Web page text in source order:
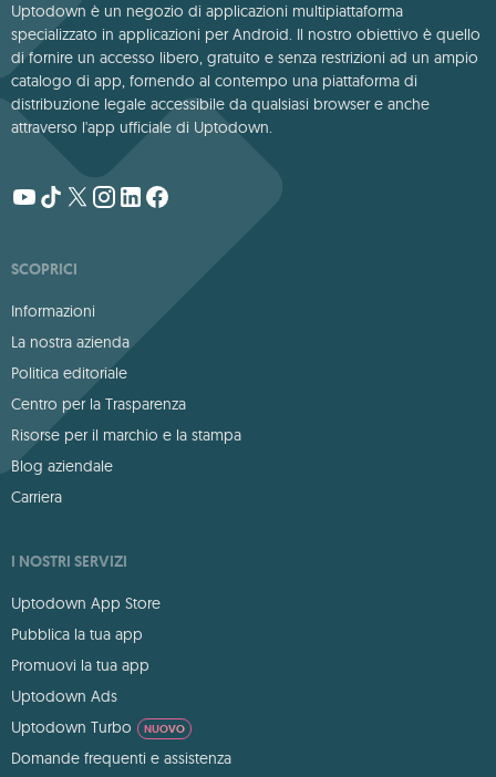
Uptodown è un negozio di applicazioni multipiattaforma
specializzato in applicazioni per Android. Il nostro obiettivo è quello
di fornire un accesso libero, gratuito e senza restrizioni ad un ampio
catalogo di app, fornendo al contempo una piattaforma di
distribuzione legale accessibile da qualsiasi browser e anche
attraverso l'app ufficiale di Uptodown.
SCOPRICI
Informazioni
La nostra azienda
Politica editoriale
Centro per la Trasparenza
Risorse per il marchio e la stampa
Blog aziendale
Carriera
I NOSTRI SERVIZI
Uptodown App Store
Pubblica la tua app
Promuovi la tua app
Uptodown Ads
Uptodown Turbo
NUOVO
Domande frequenti e assistenza